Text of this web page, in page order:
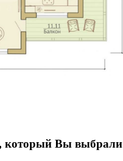
который Вы выбрали